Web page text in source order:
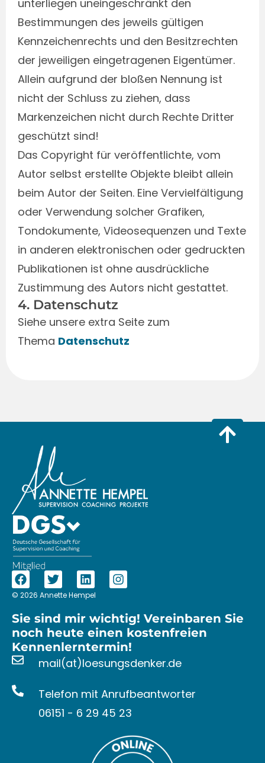
unterliegen uneingeschränkt den
Bestimmungen des jeweils gültigen
Kennzeichenrechts und den Besitzrechten
der jeweiligen eingetragenen Eigentümer.
Allein aufgrund der bloßen Nennung ist
nicht der Schluss zu ziehen, dass
Markenzeichen nicht durch Rechte Dritter
geschützt sind!
Das Copyright für veröffentlichte, vom
Autor selbst erstellte Objekte bleibt allein
beim Autor der Seiten. Eine Vervielfältigung
oder Verwendung solcher Grafiken,
Tondokumente, Videosequenzen und Texte
in anderen elektronischen oder gedruckten
Publikationen ist ohne ausdrückliche
Zustimmung des Autors nicht gestattet.
4. Datenschutz
Siehe unsere extra Seite zum
Thema Datenschutz
© 2026 Annette Hempel
Sie sind mir wichtig! Vereinbaren Sie
noch heute einen kostenfreien
Kennenlerntermin!
mail(at)loesungsdenker.de
Telefon mit Anrufbeantworter
06151 - 6 29 45 23